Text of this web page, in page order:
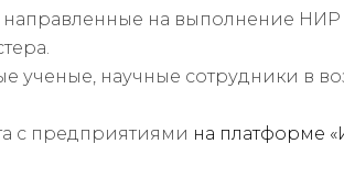
направленные на выполнение
ученые, научные сотрудники в
с предприятиями на платформе